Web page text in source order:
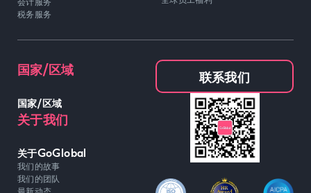
税务服务
国家/区域
国家/区域
关于我们
关于GoGlobal
我们的故事
我们的团队
联系我们